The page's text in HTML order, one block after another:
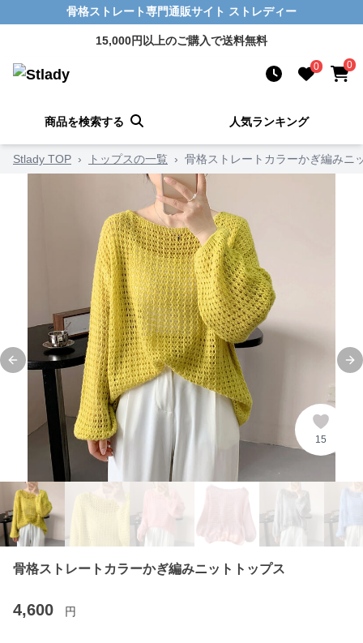
骨格ストレート専門通販サイト ストレディー
15,000円以上のご購入で送料無料
0 0
商品を検索する 人気ランキング
Stlady TOP › トップスの一覧 › 骨格ストレートカラーかぎ編みニ
Previous slide
15
骨格ストレートカラーかぎ編みニットトップス
4,600 円